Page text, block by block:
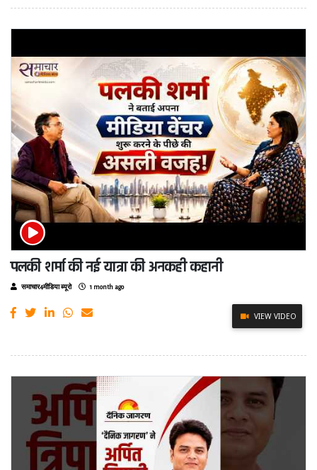
पलकी शर्मा की नई यात्रा की अनकही कहानी
समाचार4मीडिया ब्यूरो 1 month ago
VIEW VIDEO